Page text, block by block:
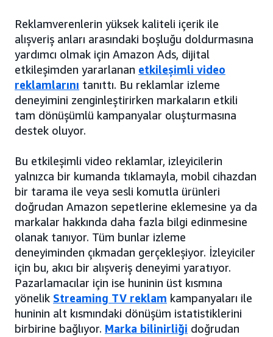
Reklamverenlerin yüksek kaliteli içerik ile
alışveriş anları arasındaki boşluğu doldurmasına
yardımcı olmak için Amazon Ads, dijital
etkileşimden yararlanan etkileşimli video
reklamlarını tanıttı. Bu reklamlar izleme
deneyimini zenginleştirirken markaların etkili
tam dönüşümlü kampanyalar oluşturmasına
destek oluyor.
Bu etkileşimli video reklamlar, izleyicilerin
yalnızca bir kumanda tıklamayla, mobil cihazdan
bir tarama ile veya sesli komutla ürünleri
doğrudan Amazon sepetlerine eklemesine ya da
markalar hakkında daha fazla bilgi edinmesine
olanak tanıyor. Tüm bunlar izleme
deneyiminden çıkmadan gerçekleşiyor. İzleyiciler
için bu, akıcı bir alışveriş deneyimi yaratıyor.
Pazarlamacılar için ise huninin üst kısmına
yönelik Streaming TV reklam kampanyaları ile
huninin alt kısmındaki dönüşüm istatistiklerini
birbirine bağlıyor. Marka bilinirliği doğrudan